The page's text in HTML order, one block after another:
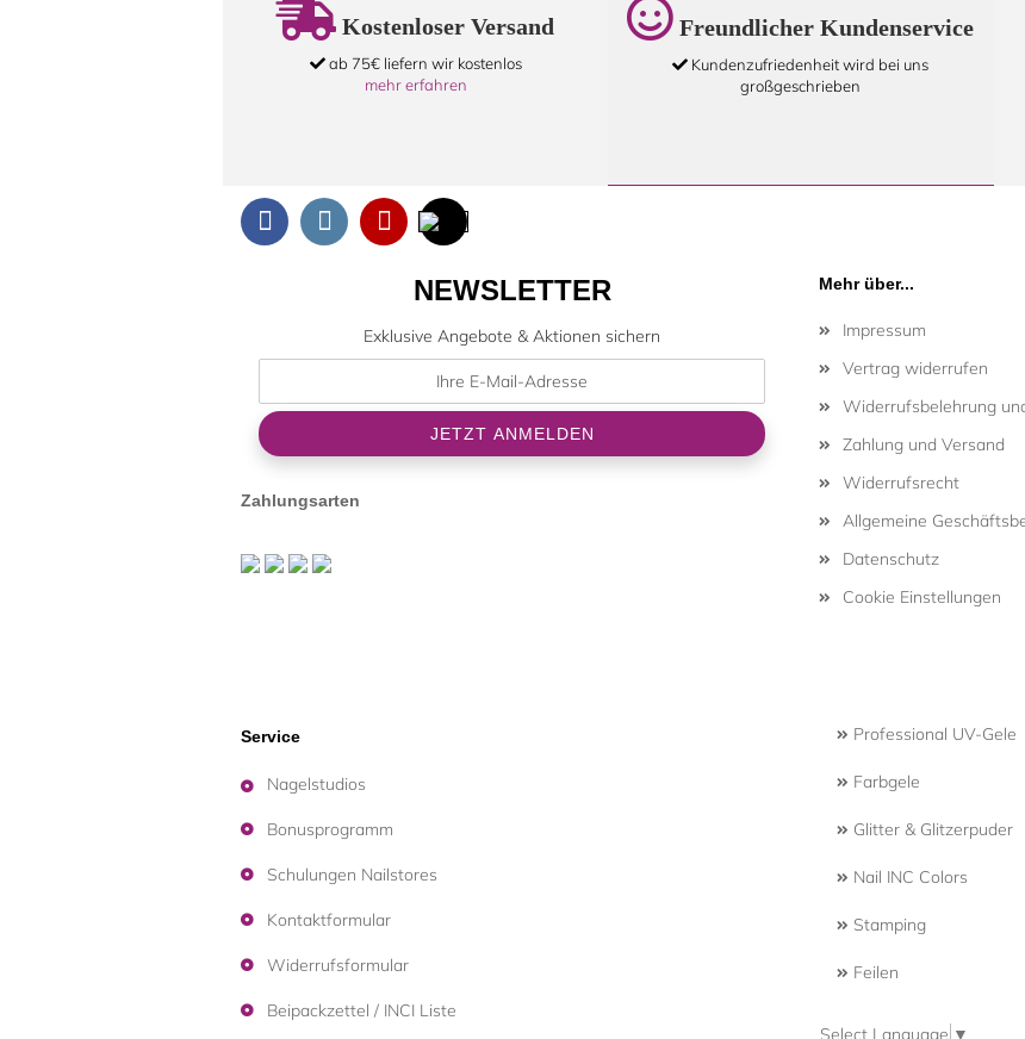
Kostenloser Versand
ab 75€ liefern wir kostenlos
mehr erfahren
Freundlicher Kundenservice
Kundenzufriedenheit wird bei uns
großgeschrieben
NEWSLETTER
Exklusive Angebote & Aktionen sichern
Zahlungsarten
Mehr über...
Impressum
Vertrag widerrufen
Widerrufsbelehrung
Zahlung und Versand
Widerrufsrecht
Allgemeine
Datenschutz
Cookie Einstellungen
Service
Nagelstudios
Bonusprogramm
Schulungen Nailstores
Kontaktformular
Widerrufsformular
Beipackzettel / INCI Liste
Professional UV-Gele
Farbgele
Glitter & Glitzerpuder
Nail INC Colors
Stamping
Feilen
Select Language ▼